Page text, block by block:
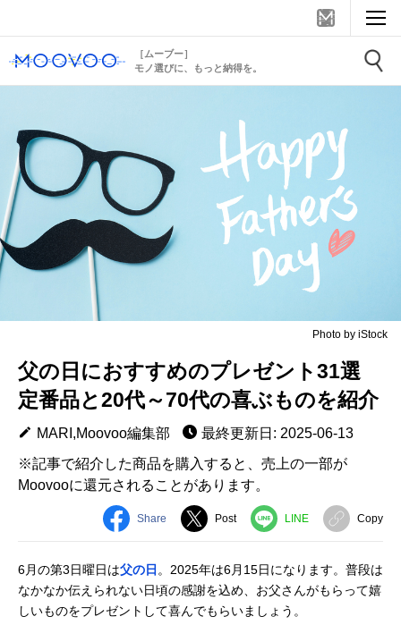
［ムーブー］
モノ選びに、もっと納得を。
Photo by iStock
父の日におすすめのプレゼント31選
定番品と20代～70代の喜ぶものを紹介
MARI,Moovoo編集部
最終更新日: 2025-06-13
※記事で紹介した商品を購入すると、売上の一部が
Moovooに還元されることがあります。
Share Post LINE Copy
6月の第3日曜日は父の日 。2025年は6月15日になります。普段は
なかなか伝えられない日頃の感謝を込め、お父さんがもらって嬉
しいものをプレゼントして喜んでもらいましょう。